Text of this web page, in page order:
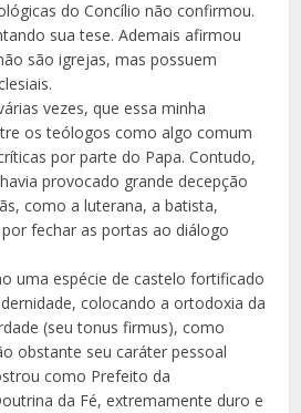
do Concílio não confirmou.
sua tese. Ademais afirmou
são igrejas, mas possuem
vezes, que essa minha
os teólogos como algo comum
por parte do Papa. Contudo,
provocado grande decepção
como a luterana, a batista,
fechar as portas ao diálogo
uma espécie de castelo fortificado
colocando a ortodoxia da
(seu tonus firmus), como
obstante seu caráter pessoal
como Prefeito da
da Fé, extremamente duro e